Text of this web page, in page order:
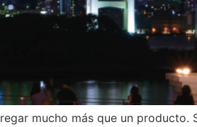
mucho más que un